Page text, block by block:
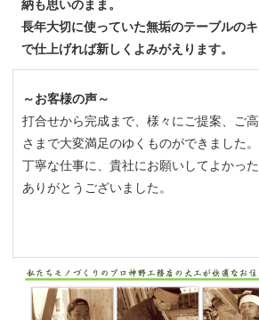
納も思いのまま。
長年大切に使っていた無垢のテーブルの
で仕上げれば新しくよみがえります。
～お客様の声～
打合せから完成まで、様々にご提案、ご
さまで大変満足のゆくものができました。
丁寧な仕事に、貴社にお願いしてよかった
ありがとうございました。